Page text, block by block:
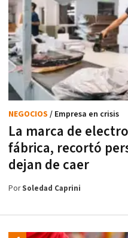
La marca de
fábrica, recortó
dejan de caer
NEGOCIOS / Empresa en crisis
PorSoledad Caprini